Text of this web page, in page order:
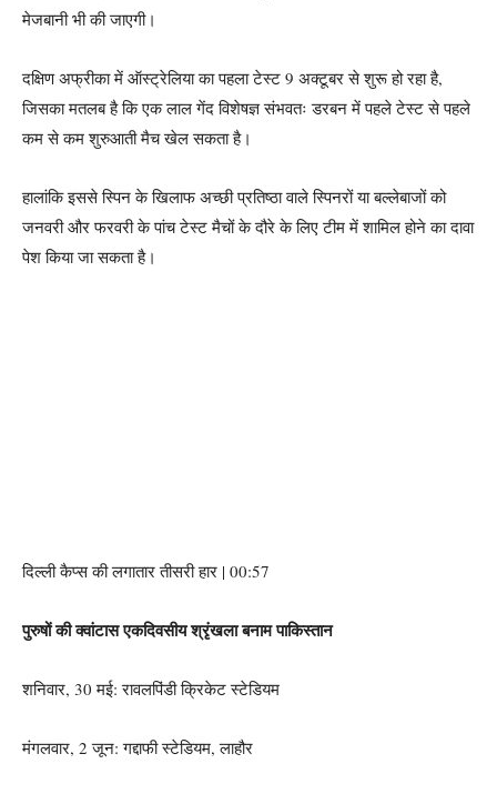
मेजबानी भी की जाएगी।
दक्षिण अफ्रीका में ऑस्ट्रेलिया का पहला टेस्ट 9 अक्टूबर से शुरू हो रहा है,
जिसका मतलब है कि एक लाल गेंद विशेषज्ञ संभवतः डरबन में पहले टेस्ट से पहले
कम से कम शुरुआती मैच खेल सकता है।
हालांकि इससे स्पिन के खिलाफ अच्छी प्रतिष्ठा वाले स्पिनरों या बल्लेबाजों को
जनवरी और फरवरी के पांच टेस्ट मैचों के दौरे के लिए टीम में शामिल होने का दावा
पेश किया जा सकता है।
दिल्ली कैप्स की लगातार तीसरी हार | 00:57
पुरुषों की क्वांटास एकदिवसीय श्रृंखला बनाम पाकिस्तान
शनिवार, 30 मई: रावलपिंडी क्रिकेट स्टेडियम
मंगलवार, 2 जून: गद्दाफी स्टेडियम, लाहौर